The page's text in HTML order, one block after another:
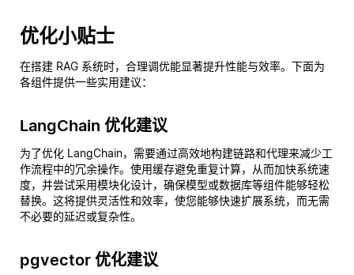
优化小贴士
在搭建 RAG 系统时，合理调优能显著提升性能与效率。下面为
各组件提供一些实用建议：
LangChain 优化建议
为了优化 LangChain，需要通过高效地构建链路和代理来减少工
作流程中的冗余操作。使用缓存避免重复计算，从而加快系统速
度，并尝试采用模块化设计，确保模型或数据库等组件能够轻松
替换。这将提供灵活性和效率，使您能够快速扩展系统，而无需
不必要的延迟或复杂性。
pgvector 优化建议